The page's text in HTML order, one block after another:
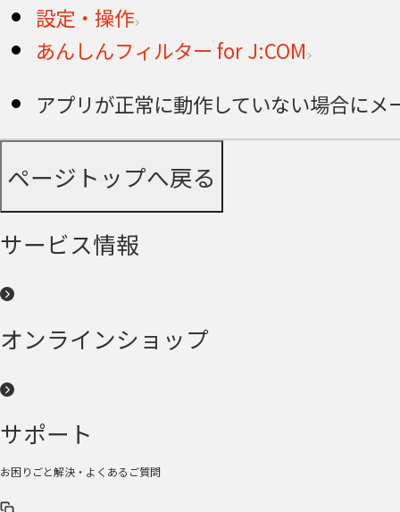
設定・操作
あんしんフィルター for J:COM
アプリが正常に動作していない場合に
ページトップへ戻る
サービス情報
オンラインショップ
サポート
お困りごと解決・よくあるご質問